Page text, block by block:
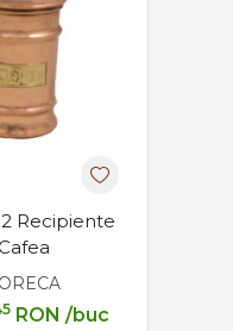
Recipiente
RON /buc